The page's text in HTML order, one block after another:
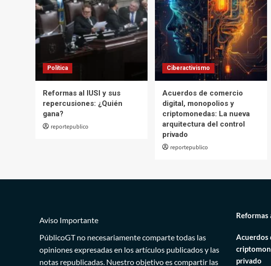
Política
Reformas al IUSI y sus
repercusiones: ¿Quién
gana?
reportepublico
Ciberactivismo
Acuerdos de comercio
digital, monopolios y
criptomonedas: La nueva
arquitectura del control
privado
reportepublico
Aviso Importante
PúblicoGT no necesariamente comparte todas las
opiniones expresadas en los artículos publicados y las
notas republicadas. Nuestro objetivo es compartir las
Reformas
Acuerdos
privado